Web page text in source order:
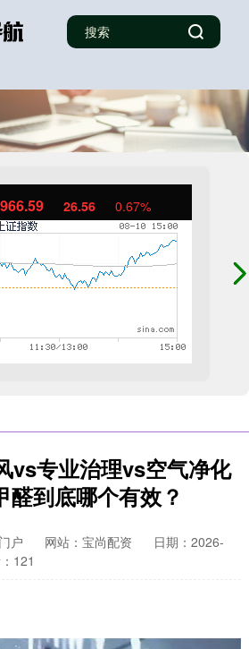
26.56 0.67%
vs专业治理vs空气净化
醛到底哪个有效？
户 网站：宝尚配资
日期：2026-
121